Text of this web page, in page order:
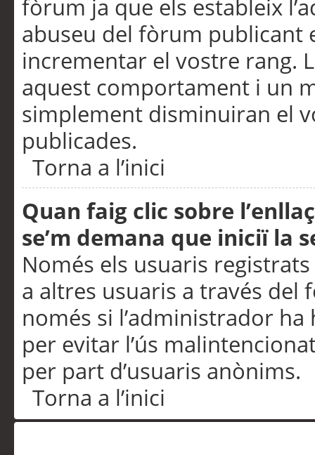
fòrum ja que els estableix
abuseu del fòrum publicant
incrementar el vostre rang.
aquest comportament i un
simplement disminuiran el
publicades.
Torna a l’inici
Quan faig clic sobre
se’m demana que iniciï la
Només els usuaris
a altres usuaris a través
només si l’administrador
per evitar l’ús
per part d’usuaris anònims.
Torna a l’inici